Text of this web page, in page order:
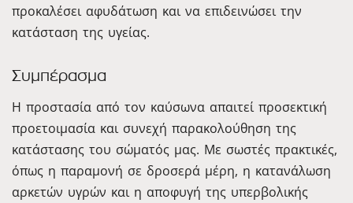
προκαλέσει αφυδάτωση και να επιδεινώσει την
κατάσταση της υγείας.
Συμπέρασμα
Η προστασία από τον καύσωνα απαιτεί προσεκτική
προετοιμασία και συνεχή παρακολούθηση της
κατάστασης του σώματός μας. Με σωστές πρακτικές,
όπως η παραμονή σε δροσερά μέρη, η κατανάλωση
αρκετών υγρών και η αποφυγή της υπερβολικής